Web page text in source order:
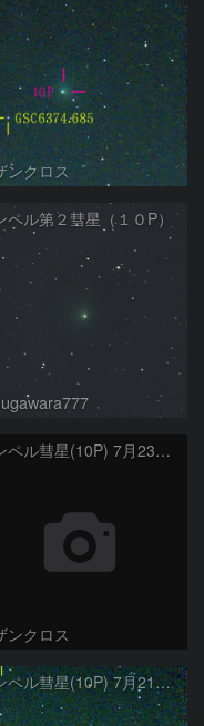
ンクロス
ペル第２彗星（１０P）
テンペル彗星(10P) 7月23日 Seestar50
ンクロス
テンペル彗星(10P) 7月21日 Seestar50